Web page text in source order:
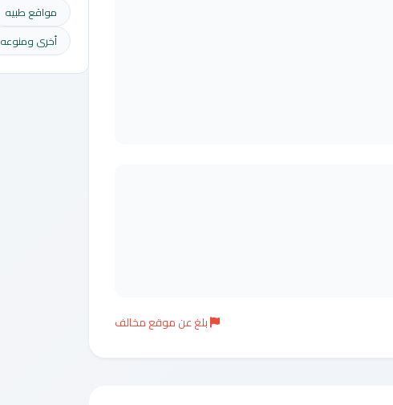
بلغ عن موقع مخالف
مواقع طبيه
أخرى ومنوعه